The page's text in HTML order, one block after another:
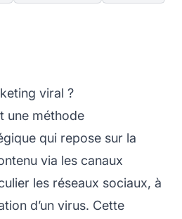
viral ?
une méthode
qui repose sur la
via les canaux
les réseaux sociaux, à
d’un virus. Cette